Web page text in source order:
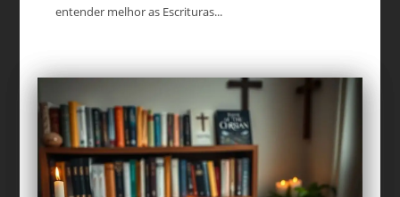
entender melhor as Escrituras...